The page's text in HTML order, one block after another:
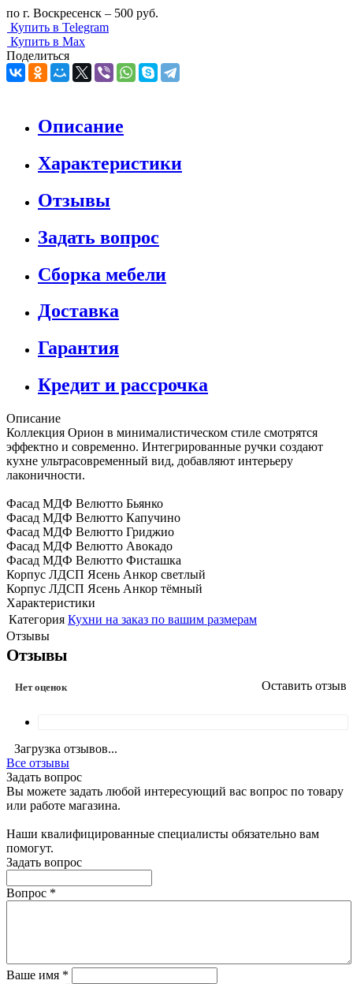
по г. Воскресенск – 500 руб.
Купить в Telegram
Купить в Max
Поделиться
Описание
Характеристики
Отзывы
Задать вопрос
Сборка мебели
Доставка
Гарантия
Кредит и рассрочка
Описание
Коллекция Орион в минималистическом стиле смотрятся
эффектно и современно. Интегрированные ручки создают
кухне ультрасовременный вид, добавляют интерьеру
лаконичности.
Фасад МДФ Велютто Бьянко
Фасад МДФ Велютто Капучино
Фасад МДФ Велютто Гриджио
Фасад МДФ Велютто Авокадо
Фасад МДФ Велютто Фисташка
Корпус ЛДСП Ясень Анкор светлый
Корпус ЛДСП Ясень Анкор тёмный
Характеристики
Категория Кухни на заказ по вашим размерам
Отзывы
Отзывы
Нет оценок Оставить отзыв
Загрузка отзывов...
Все отзывы
Задать вопрос
Вы можете задать любой интересующий вас вопрос по товару
или работе магазина.
Наши квалифицированные специалисты обязательно вам
помогут.
Задать вопрос
Вопрос *
Ваше имя *